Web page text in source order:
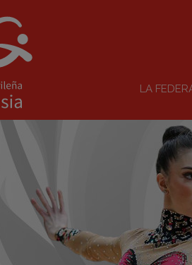
LA